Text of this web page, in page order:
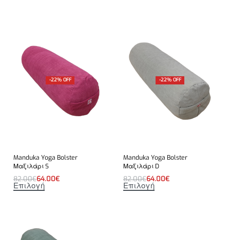
-22% OFF
Manduka Yoga Bolster
Μαξιλάρι S
82.00€64.00€
Επιλογή
-22% OFF
Manduka Yoga Bolster
Μαξιλάρι D
82.00€64.00€
Επιλογή